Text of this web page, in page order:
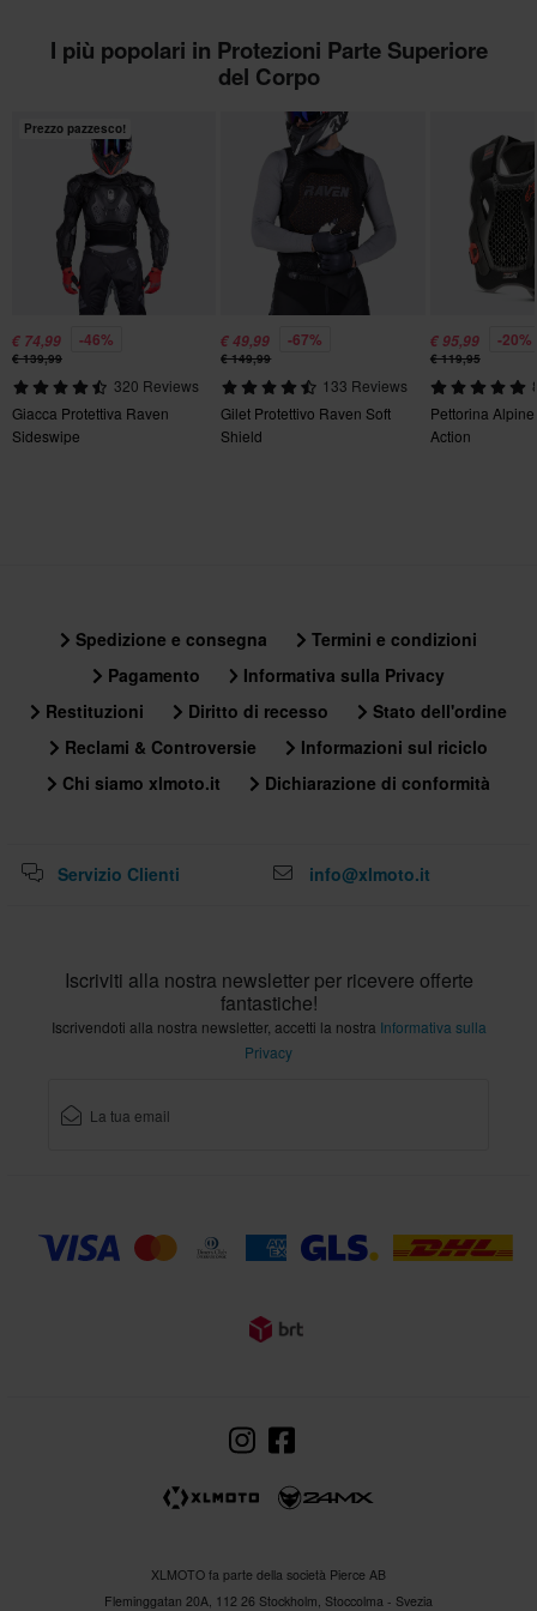
I più popolari in Protezioni Parte Superiore
del Corpo
Prezzo pazzesco!
€ 74,99 -46%
€ 139,99
320 Reviews
Giacca Protettiva Raven
Sideswipe
€ 49,99 -67%
€ 149,99
133 Reviews
Gilet Protettivo Raven Soft
Shield
€ 95,99 -20%
€ 119,95
Pettorina
Action
Spedizione e consegna
Termini e condizioni
Pagamento
Informativa sulla Privacy
Restituzioni
Diritto di recesso
Stato dell'ordine
Reclami & Controversie
Informazioni sul riciclo
Chi siamo xlmoto.it
Dichiarazione di conformità
Servizio Clienti info@xlmoto.it
Iscriviti alla nostra newsletter per ricevere offerte
fantastiche!
Iscrivendoti alla nostra newsletter, accetti la nostra Informativa sulla
Privacy
XLMOTO fa parte della società Pierce AB
Fleminggatan 20A, 112 26 Stockholm, Stoccolma - Svezia